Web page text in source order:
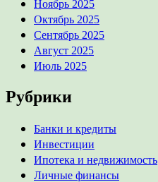
Ноябрь 2025
Октябрь 2025
Сентябрь 2025
Август 2025
Июль 2025
Рубрики
Банки и кредиты
Инвестиции
Ипотека и недвижимость
Личные финансы